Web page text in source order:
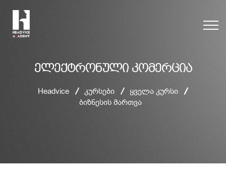
ელექტრონული კომერცია
Headvice კურსები
ყველა კურსი
ბიზნესის მართვა